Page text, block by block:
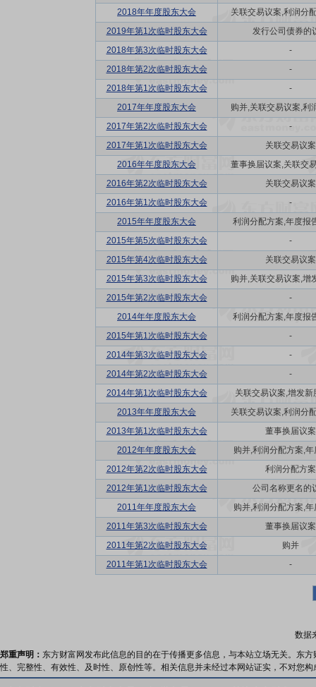
2018年年度股东大会
关联交易议案,利润分
2019年第1次临时股东大会
发行公司债券的
2018年第3次临时股东大会
-
2018年第2次临时股东大会
-
2018年第1次临时股东大会
-
2017年年度股东大会
购并,关联交易议案,利
2017年第2次临时股东大会
-
2017年第1次临时股东大会
关联交易议案
2016年年度股东大会
董事换届议案,关联交
2016年第2次临时股东大会
关联交易议案
2016年第1次临时股东大会
-
2015年年度股东大会
利润分配方案,年度报
2015年第5次临时股东大会
-
2015年第4次临时股东大会
关联交易议案
2015年第3次临时股东大会
购并,关联交易议案,增
2015年第2次临时股东大会
-
2014年年度股东大会
利润分配方案,年度报
2015年第1次临时股东大会
-
2014年第3次临时股东大会
-
2014年第2次临时股东大会
-
2014年第1次临时股东大会
关联交易议案,增发新
2013年年度股东大会
关联交易议案,利润分
2013年第1次临时股东大会
董事换届议案
2012年年度股东大会
购并,利润分配方案,年
2012年第2次临时股东大会
利润分配方案
2012年第1次临时股东大会
公司名称更名的
2011年年度股东大会
购并,利润分配方案,年
2011年第3次临时股东大会
董事换届议案
2011年第2次临时股东大会
购并
2011年第1次临时股东大会
-
数据
郑重声明： 东方财富网发布此信息的目的在于传播更多信息，与本站立场无关。东
性、完整性、有效性、及时性、原创性等。相关信息并未经过本网站证实，不对您